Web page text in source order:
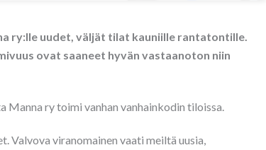
ry:lle uudet, väljät tilat kauniille rantatontille.
ovat saaneet hyvän vastaanoton niin
Manna ry toimi vanhan vanhainkodin tiloissa.
Valvova viranomainen vaati meiltä uusia,